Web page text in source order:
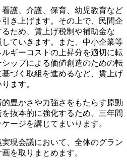
護、介護、保育、幼児教育など
き上げます。その上で、民間企
ため、賃上げ税制や補助金な
ていきます。また、中小企業等
ギーコストの上昇分を適切に転
ップによる価値創造のための転
づく取組を進めるなど、賃上げ
ます。
豊かさや力強さをもたらす原動
抜本的に強化するため、三年間
ージを講じてまいります。
現会議において、全体のグラン
を取りまとめます。